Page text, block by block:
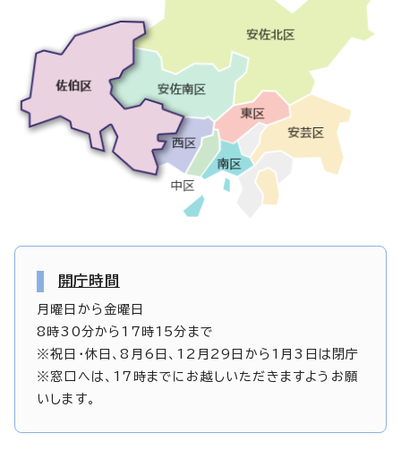
開庁時間
月曜日から金曜日
8時30分から17時15分まで
※祝日・休日、8月6日、12月29日から1月3日は閉庁
※窓口へは、17時までにお越しいただきますようお願
いします。